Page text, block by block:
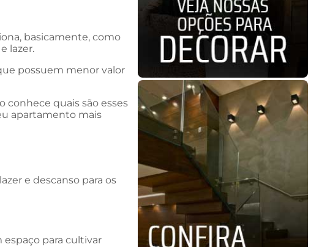
basicamente, como
lazer.
possuem menor valor
conhece quais são esses
apartamento mais
e descanso para os
espaço para cultivar